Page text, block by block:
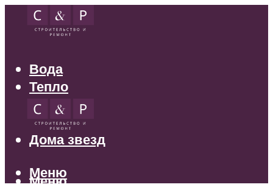
Вода
Тепло
Электрика
Свет
Дома звезд
Меню
Меню